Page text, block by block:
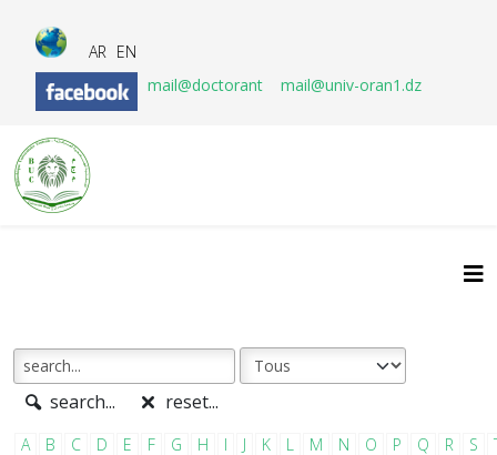
AR EN
mail@doctorant
mail@univ-oran1.dz
search... reset...
A B C D E F G H I J K L M N O P Q R S